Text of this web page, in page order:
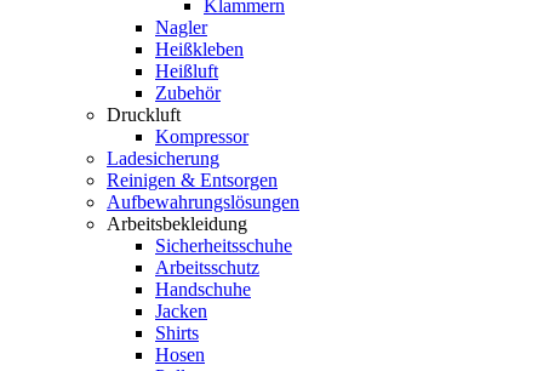
Klammern
Nagler
Heißkleben
Heißluft
Zubehör
Druckluft
Kompressor
Ladesicherung
Reinigen & Entsorgen
Aufbewahrungslösungen
Arbeitsbekleidung
Sicherheitsschuhe
Arbeitsschutz
Handschuhe
Jacken
Shirts
Hosen